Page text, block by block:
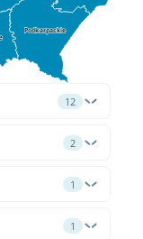
Podkarpackie
12
2
1
1